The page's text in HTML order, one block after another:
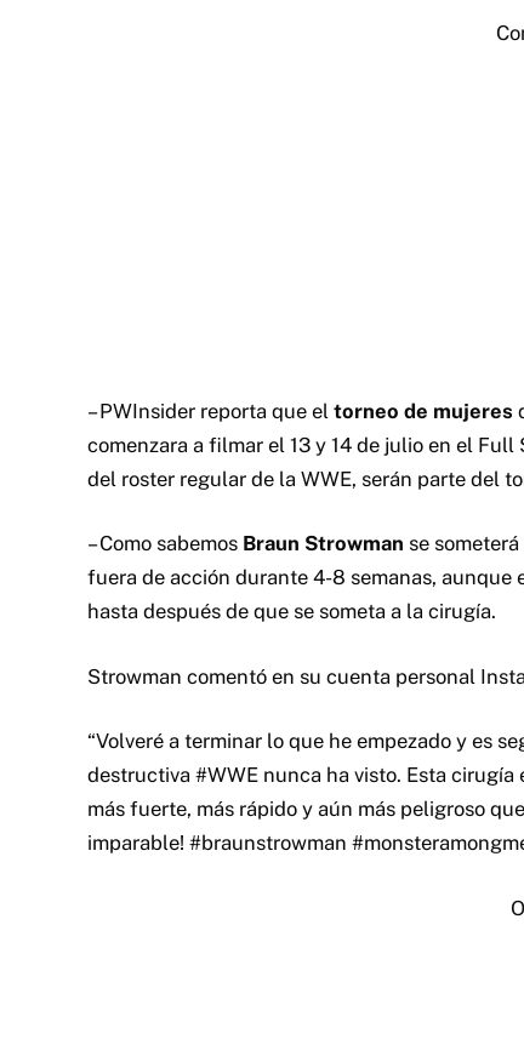
– PWInsider reporta que el torneo de mujeres
comenzara a filmar el 13 y 14 de julio en el
del roster regular de la WWE, serán parte del
– Como sabemos Braun Strowman se
fuera de acción durante 4-8 semanas, aunque
hasta después de que se someta a la cirugía.
Strowman comentó en su cuenta personal
“Volveré a terminar lo que he empezado y es
destructiva #WWE nunca ha visto. Esta
más fuerte, más rápido y aún más peligroso
imparable! #braunstrowman